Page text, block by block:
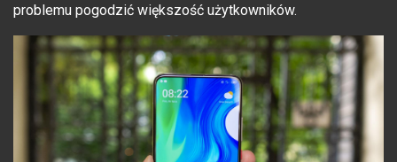
problemu pogodzić większość użytkowników.